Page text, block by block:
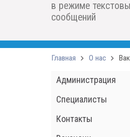
в режиме
сообщений
Главная О нас
Администрация
Специалисты
Контакты